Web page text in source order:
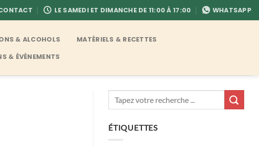
LE SAMEDI ET DIMANCHE DE 11:00 À 17:00 WHATSAPP
& ALCOHOLS MATÉRIELS & RECETTES
& ÉVÉNEMENTS
ÉTIQUETTES